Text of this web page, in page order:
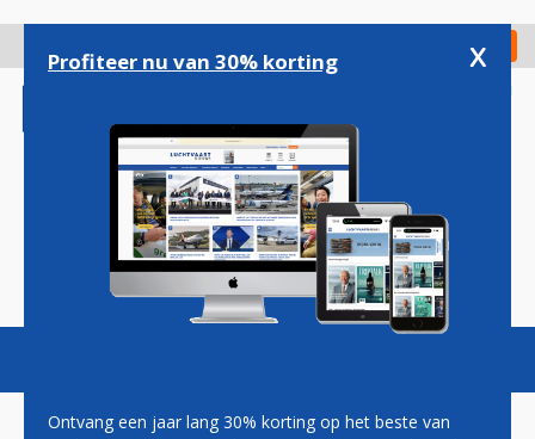
gaan
Check in
Magazine Podcasts Vacatures
Profiteer nu van 30% korting x
Ontvang een jaar lang 30% korting op het beste van